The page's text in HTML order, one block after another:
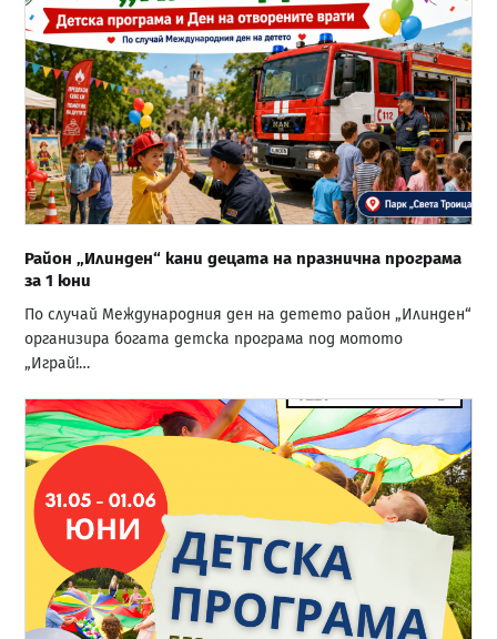
Район „Илинден“ кани децата на празнична програма
за 1 юни
По случай Международния ден на детето район „Илинден“
организира богата детска програма под мотото
„Играй!…